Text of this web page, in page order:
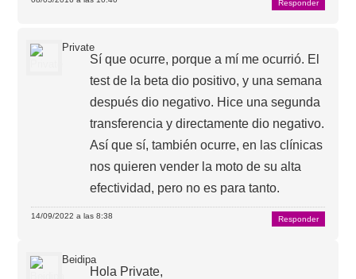
Responder
Private
Sí que ocurre, porque a mí me ocurrió. El
test de la beta dio positivo, y una semana
después dio negativo. Hice una segunda
transferencia y directamente dio negativo.
Así que sí, también ocurre, en las clínicas
nos quieren vender la moto de su alta
efectividad, pero no es para tanto.
14/09/2022 a las 8:38 Responder
Beidipa
Hola Private,